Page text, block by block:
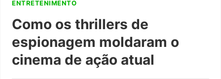
ENTRETENIMENTO
Como os thrillers de
espionagem moldaram o
cinema de ação atual